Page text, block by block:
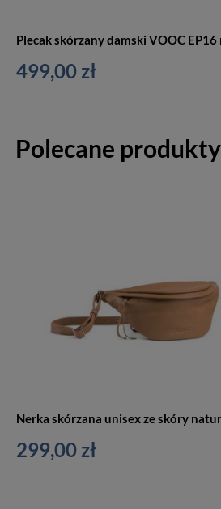
499,00 zł
Polecane
299,00 zł